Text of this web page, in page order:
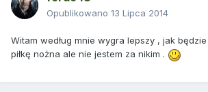
Opublikowano 13 Lipca 2014
Witam według mnie wygra lepszy , jak
piłkę nożna ale nie jestem za nikim .